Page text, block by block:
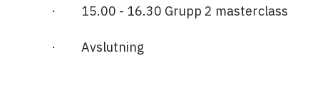
· 15.00 - 16.30 Grupp 2 masterclass
· Avslutning